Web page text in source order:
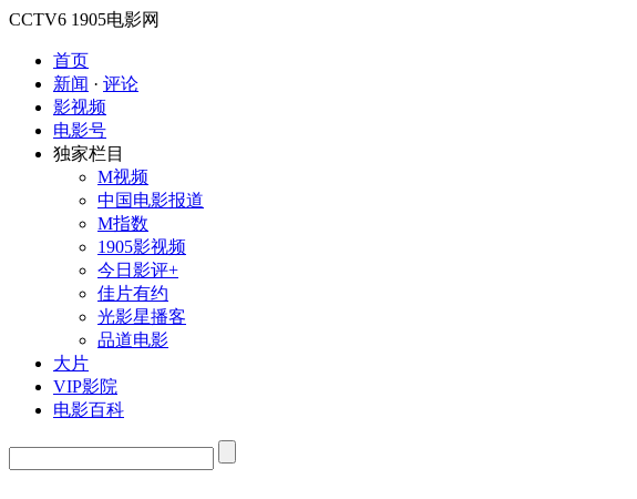
CCTV6 1905电影网
首页
新闻 · 评论
影视频
电影号
独家栏目
M视频
中国电影报道
M指数
1905影视频
今日影评+
佳片有约
光影星播客
品道电影
大片
VIP影院
电影百科